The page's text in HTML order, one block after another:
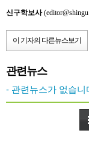
신구학보사
이 기자의 다른뉴스보기
관련뉴스
- 관련뉴스가 없습니